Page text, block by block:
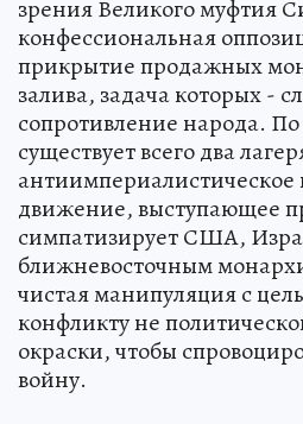
зрения Великого муфтия
конфессиональная
прикрытие продажных
залива, задача которых -
сопротивление народа.
существует всего два
антиимпериалистическое
движение, выступающее
симпатизирует США,
ближневосточным
чистая манипуляция с
конфликту не
окраски, чтобы
войну.